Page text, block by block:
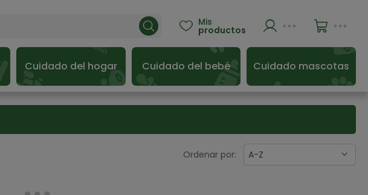
 Mis
productos
Cuidado del hogar Cuidado del bebé Cuidado mascotas
Ordenar por: A-Z